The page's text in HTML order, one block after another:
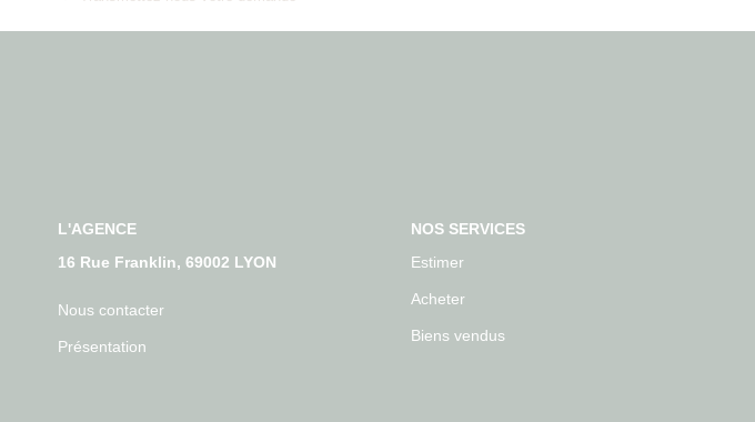
L'AGENCE
16 Rue Franklin, 69002 LYON
Nous contacter
Présentation
NOS SERVICES
Estimer
Acheter
Biens vendus